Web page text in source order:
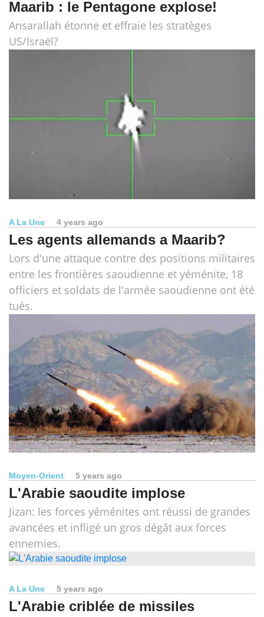
Maarib : le Pentagone explose!
Ansarallah étonne et effraie les stratèges
US/Israël?
A La Une 4 years ago
Les agents allemands a Maarib?
Lors d'une attaque contre des positions militaires
entre les frontières saoudienne et yéménite, 18
officiers et soldats de l'armée saoudienne ont été
tués.
Moyen-Orient 5 years ago
L'Arabie saoudite implose
Jizan: les forces yéménites ont réussi de grandes
avancées et infligé un gros dégât aux forces
ennemies.
A La Une 5 years ago
L'Arabie criblée de missiles